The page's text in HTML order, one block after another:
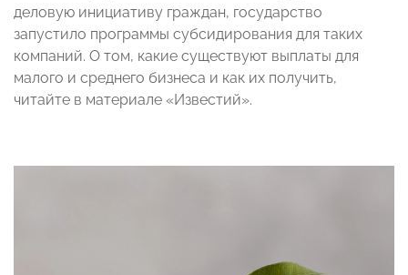
деловую инициативу граждан, государство
запустило программы субсидирования для таких
компаний. О том, какие существуют выплаты для
малого и среднего бизнеса и как их получить,
читайте в материале «Известий».